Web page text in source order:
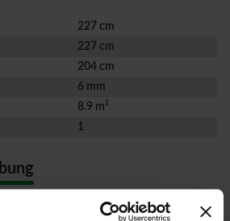
227 cm
227 cm
204 cm
6 mm
8.9 m²
1